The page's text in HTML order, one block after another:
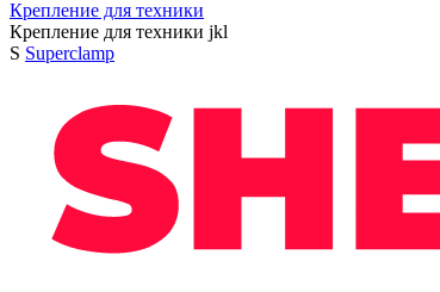
Крепление для техники
Крепление для техники jkl
S Superclamp